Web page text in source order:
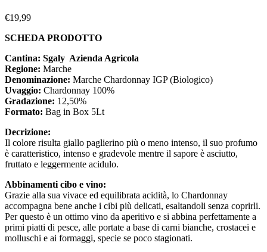
€19,99
SCHEDA PRODOTTO
Cantina: Sgaly Azienda Agricola
Regione: Marche
Denominazione: Marche Chardonnay IGP (Biologico)
Uvaggio: Chardonnay 100%
Gradazione: 12,50%
Formato: Bag in Box 5Lt
Decrizione:
Il colore risulta giallo paglierino più o meno intenso, il suo profumo
è caratteristico, intenso e gradevole mentre il sapore è asciutto,
fruttato e leggermente acidulo.
Abbinamenti cibo e vino:
Grazie alla sua vivace ed equilibrata acidità, lo Chardonnay
accompagna bene anche i cibi più delicati, esaltandoli senza coprirli.
Per questo è un ottimo vino da aperitivo e si abbina perfettamente a
primi piatti di pesce, alle portate a base di carni bianche, crostacei e
molluschi e ai formaggi, specie se poco stagionati.